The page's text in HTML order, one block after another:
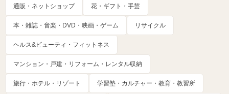
通販・ネットショップ 花・ギフト・手芸
本・雑誌・音楽・DVD・映画・ゲーム リサイクル
ヘルス&ビューティ・フィットネス
マンション・戸建・リフォーム・レンタル収納
旅行・ホテル・リゾート 学習塾・カルチャー・教育・教習所